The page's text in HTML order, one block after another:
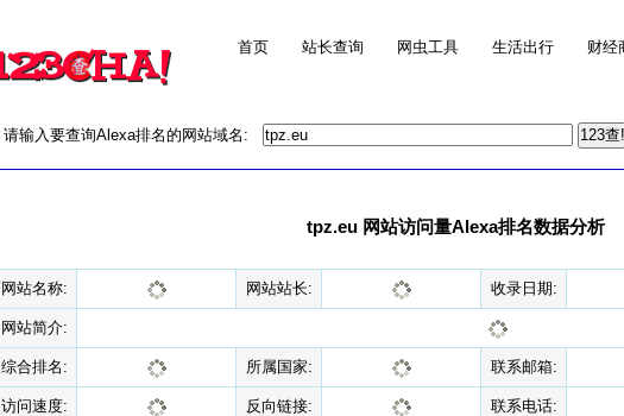
首页 站长查询 网虫工具 生活出行 财经
请输入要查询Alexa排名的网站域名:
tpz.eu 网站访问量Alexa排名数据分析
网站名称: 网站站长: 收录日期:
网站简介:
综合排名: 所属国家: 联系邮箱:
访问速度: 反向链接: 联系电话: